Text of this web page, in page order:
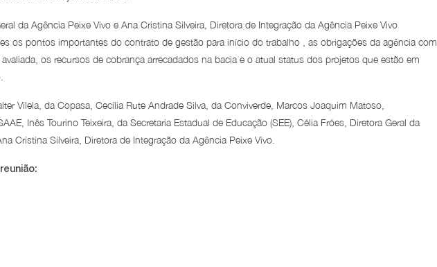
da Agência Peixe Vivo e Ana Cristina Silveira, Diretora de Integração da Agência Peixe Vivo
os pontos importantes do contrato de gestão para início do trabalho , as obrigações da agência com
os recursos de cobrança arrecadados na bacia e o atual status dos projetos que estão em
Vilela, da Copasa, Cecília Rute Andrade Silva, da Conviverde, Marcos Joaquim Matoso,
Inês Tourino Teixeira, da Secretaria Estadual de Educação (SEE), Célia Fróes, Diretora Geral da
Cristina Silveira, Diretora de Integração da Agência Peixe Vivo.